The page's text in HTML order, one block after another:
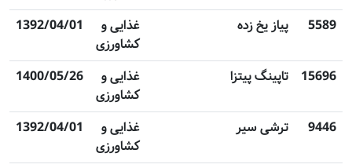
5589 پیاز یخ زده
غذایی و
کشاورزی
1392/04/01
15696 تاپینگ پیتزا
غذایی و
کشاورزی
1400/05/26
9446 ترشی سیر
غذایی و
کشاورزی
1392/04/01